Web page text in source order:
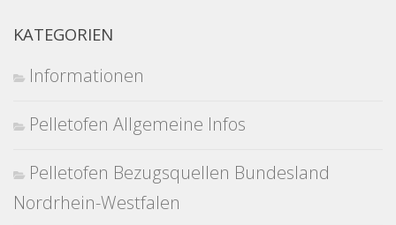
KATEGORIEN
Informationen
Pelletofen Allgemeine Infos
Pelletofen Bezugsquellen Bundesland
Nordrhein-Westfalen